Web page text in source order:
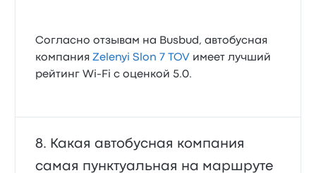
Согласно отзывам на Busbud, автобусная
компанияZelenyi Slon 7 TOV имеет лучший
рейтинг Wi‑Fi с оценкой 5.0.
Какая автобусная компания
самая пунктуальная на маршруте